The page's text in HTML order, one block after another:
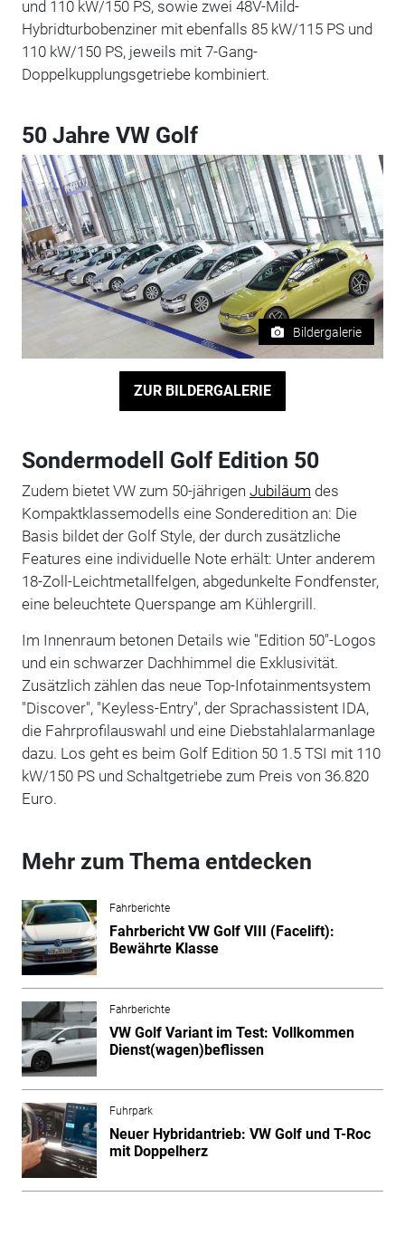
und 110 kW/150 PS, sowie zwei 48V-Mild-
Hybridturbobenziner mit ebenfalls 85 kW/115 PS und
110 kW/150 PS, jeweils mit 7-Gang-
Doppelkupplungsgetriebe kombiniert.
50 Jahre VW Golf
Bildergalerie
ZUR BILDERGALERIE
Sondermodell Golf Edition 50
Zudem bietet VW zum 50-jährigen Jubiläum des
Kompaktklassemodells eine Sonderedition an: Die
Basis bildet der Golf Style, der durch zusätzliche
Features eine individuelle Note erhält: Unter anderem
18-Zoll-Leichtmetallfelgen, abgedunkelte Fondfenster,
eine beleuchtete Querspange am Kühlergrill.
Im Innenraum betonen Details wie "Edition 50"-Logos
und ein schwarzer Dachhimmel die Exklusivität.
Zusätzlich zählen das neue Top-Infotainmentsystem
"Discover", "Keyless-Entry", der Sprachassistent IDA,
die Fahrprofilauswahl und eine Diebstahlalarmanlage
dazu. Los geht es beim Golf Edition 50 1.5 TSI mit 110
kW/150 PS und Schaltgetriebe zum Preis von 36.820
Euro.
Mehr zum Thema entdecken
Fahrberichte
Fahrbericht VW Golf VIII (Facelift):
Bewährte Klasse
Fahrberichte
VW Golf Variant im Test: Vollkommen
Dienst(wagen)beflissen
Fuhrpark
Neuer Hybridantrieb: VW Golf und T-Roc
mit Doppelherz